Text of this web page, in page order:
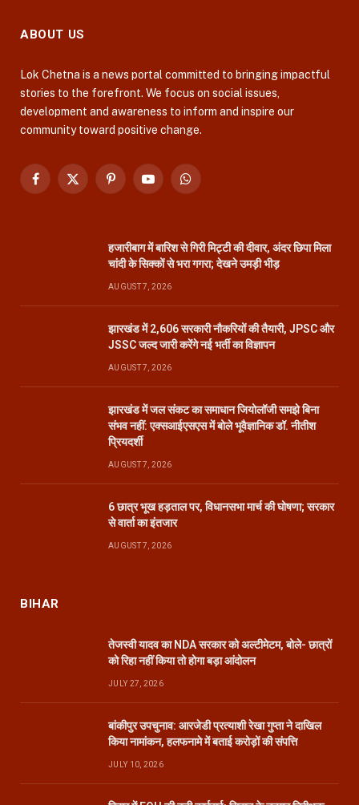
ABOUT US
Lok Chetna is a news portal committed to bringing impactful
stories to the forefront. We focus on social issues,
development and awareness to inform and inspire our
community toward positive change.
Facebook
X
PinterestYouTubeWhatsApp
हजारीबाग में बारिश से गिरी मिट्टी की दीवार, अंदर छिपा मिला
चांदी के सिक्कों से भरा गगरा; देखने उमड़ी भीड़
AUGUST 7, 2026
झारखंड में 2,606 सरकारी नौकरियों की तैयारी, JPSC और
JSSC जल्द जारी करेंगे नई भर्ती का विज्ञापन
AUGUST 7, 2026
झारखंड में जल संकट का समाधान जियोलॉजी समझे बिना
संभव नहीं: एक्सआईएसएस में बोले भूवैज्ञानिक डॉ. नीतीश
प्रियदर्शी
AUGUST 7, 2026
6 छात्र भूख हड़ताल पर, विधानसभा मार्च की घोषणा; सरकार
से वार्ता का इंतजार
AUGUST 7, 2026
BIHAR
तेजस्वी यादव का NDA सरकार को अल्टीमेटम, बोले- छात्रों
को रिहा नहीं किया तो होगा बड़ा आंदोलन
JULY 27, 2026
बांकीपुर उपचुनाव: आरजेडी प्रत्याशी रेखा गुप्ता ने दाखिल
किया नामांकन, हलफनामे में बताई करोड़ों की संपत्ति
JULY 10, 2026